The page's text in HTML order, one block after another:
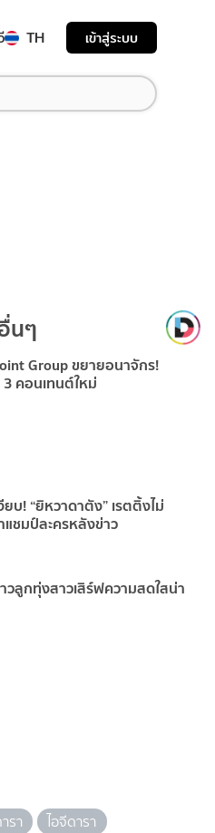
TH เข้าสู่ระบบ
นๆ
Group ขยายอนาจักร!
3 คอนเทนต์ใหม่
ยบ! “ยิหวาดาตัง” เรตติ้งไม่
แชมป์ละครหลังข่าว
วลูกทุ่งสาวเสิร์ฟความสดใสน่า
รา
ไอจีดารา